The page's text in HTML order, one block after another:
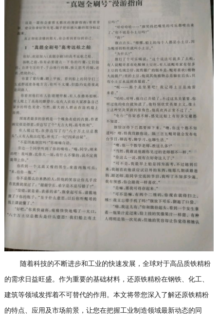
随着科技的不断进步和工业的快速发展，全球对于高品质铁精粉
的需求日益旺盛。作为重要的基础材料，还原铁精粉在钢铁、化工、
建筑等领域发挥着不可替代的作用。本文将带您深入了解还原铁精粉
的特点、应用及市场前景，让您在把握工业制造领域最新动态的同